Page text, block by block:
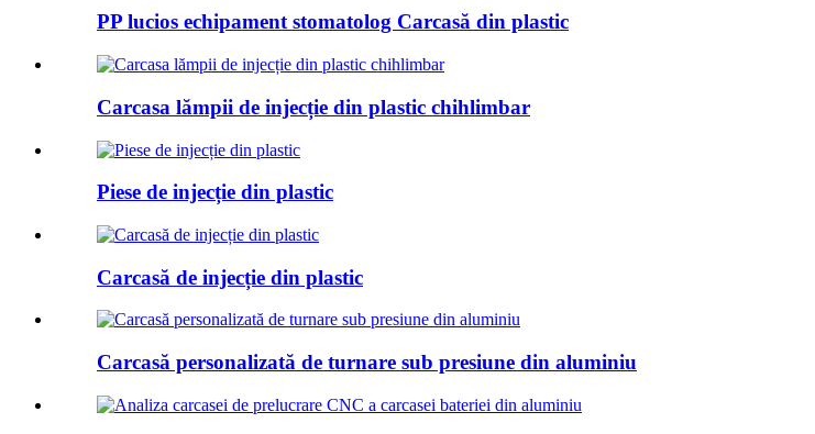
PP lucios echipament stomatolog Carcasă din plastic
Carcasa lămpii de injecție din plastic chihlimbar
Piese de injecție din plastic
Carcasă de injecție din plastic
Carcasă personalizată de turnare sub presiune din aluminiu